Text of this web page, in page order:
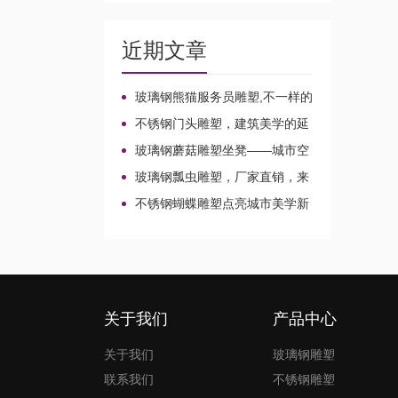
近期文章
玻璃钢熊猫服务员雕塑,不一样的
店小二!
不锈钢门头雕塑，建筑美学的延
伸!
玻璃钢蘑菇雕塑坐凳——城市空
间的魔法家具!
玻璃钢瓢虫雕塑，厂家直销，来
图定制不一样的风景!
不锈钢蝴蝶雕塑点亮城市美学新
关于我们
关于我们
联系我们
产品中心
玻璃钢雕塑
不锈钢雕塑